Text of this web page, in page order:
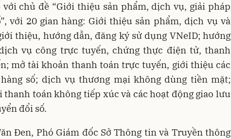
chủ đề “Giới thiệu sản phẩm, dịch vụ, giải pháp
với 20 gian hàng: Giới thiệu sản phẩm, dịch vụ và
thiệu, hướng dẫn, đăng ký sử dụng VNeID; hướng
vụ công trực tuyến, chứng thực điện tử, thanh
mở tài khoản thanh toán trực tuyến, giới thiệu các
số; dịch vụ thương mại không dùng tiền mặt;
thanh toán không tiếp xúc và các hoạt động giao lưu
đổi số.
Đen, Phó Giám đốc Sở Thông tin và Truyền thông